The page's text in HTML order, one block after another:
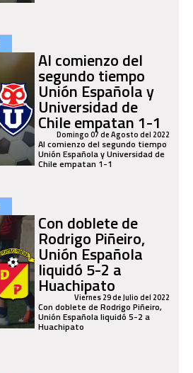
Al comienzo del
segundo tiempo
Unión Española y
Universidad de
Chile empatan 1-1
Domingo 07 de Agosto del 2022
Al comienzo del segundo tiempo
Unión Española y Universidad de
Chile empatan 1-1
Con doblete de
Rodrigo Piñeiro,
Unión Española
liquidó 5-2 a
Huachipato
Viernes 29 de Julio del 2022
Con doblete de Rodrigo Piñeiro,
Unión Española liquidó 5-2 a
Huachipato